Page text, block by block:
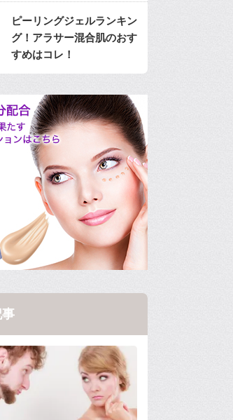
ピーリングジェルランキン
グ！アラサー混合肌のおす
すめはコレ！